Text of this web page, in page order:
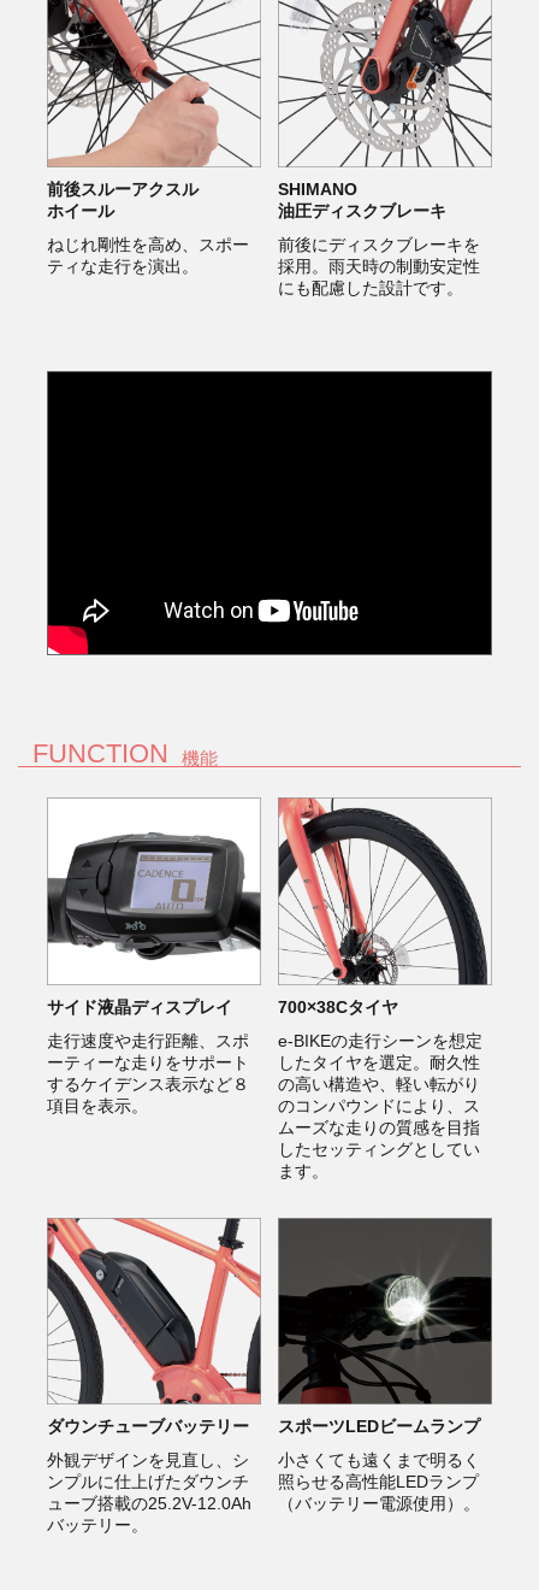
前後スルーアクスル
ホイール
ねじれ剛性を高め、スポー
ティな走行を演出。
SHIMANO
油圧ディスクブレーキ
前後にディスクブレーキを
採用。雨天時の制動安定性
にも配慮した設計です。
FUNCTION 機能
サイド液晶ディスプレイ
走行速度や走行距離、スポ
ーティーな走りをサポート
するケイデンス表示など８
項目を表示。
700×38Cタイヤ
e-BIKEの走行シーンを想定
したタイヤを選定。耐久性
の高い構造や、軽い転がり
のコンパウンドにより、ス
ムーズな走りの質感を目指
したセッティングとしてい
ます。
ダウンチューブバッテリー
外観デザインを見直し、シ
ンプルに仕上げたダウンチ
ューブ搭載の25.2V-12.0Ah
バッテリー。
スポーツLEDビームランプ
小さくても遠くまで明るく
照らせる高性能LEDランプ
（バッテリー電源使用）。